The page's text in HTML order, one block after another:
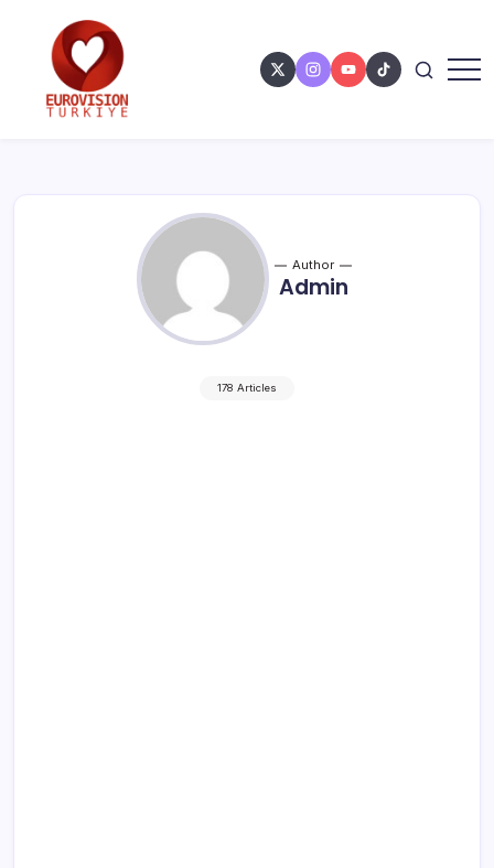
Author
Admin
178 Articles